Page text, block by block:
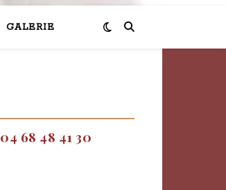
GALERIE
04 68 48 41 30